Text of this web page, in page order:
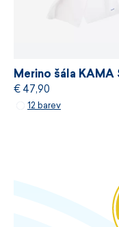
Merino šála KAMA
€ 47,90
12 barev